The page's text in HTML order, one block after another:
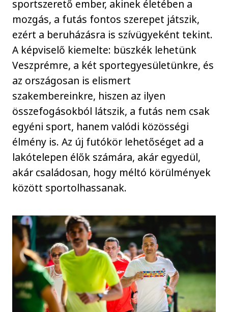
sportszerető ember, akinek életében a
mozgás, a futás fontos szerepet játszik,
ezért a beruházásra is szívügyeként tekint.
A képviselő kiemelte: büszkék lehetünk
Veszprémre, a két sportegyesületünkre, és
az országosan is elismert
szakembereinkre, hiszen az ilyen
összefogásokból látszik, a futás nem csak
egyéni sport, hanem valódi közösségi
élmény is. Az új futókör lehetőséget ad a
lakótelepen élők számára, akár egyedül,
akár családosan, hogy méltó körülmények
között sportolhassanak.